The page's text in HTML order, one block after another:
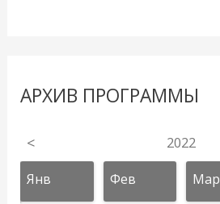
АРХИВ ПРОГРАММЫ
< 2022
Янв Фев Мар